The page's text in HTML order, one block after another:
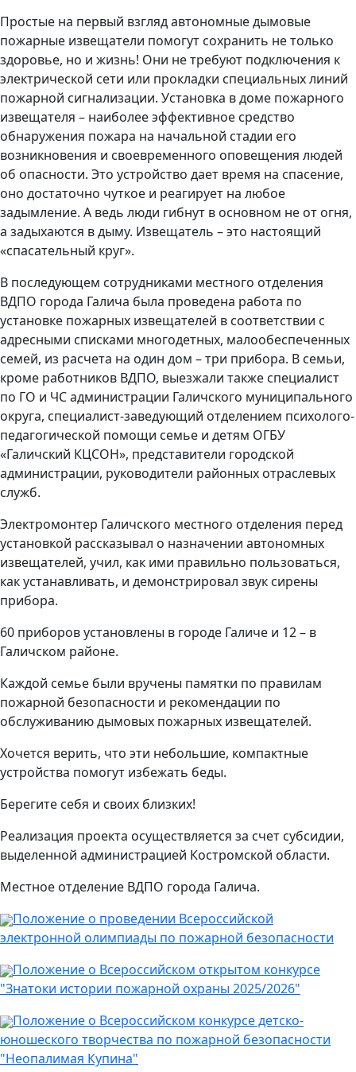
Простые на первый взгляд автономные дымовые
пожарные извещатели помогут сохранить не только
здоровье, но и жизнь! Они не требуют подключения к
электрической сети или прокладки специальных линий
пожарной сигнализации. Установка в доме пожарного
извещателя – наиболее эффективное средство
обнаружения пожара на начальной стадии его
возникновения и своевременного оповещения людей
об опасности. Это устройство дает время на спасение,
оно достаточно чуткое и реагирует на любое
задымление. А ведь люди гибнут в основном не от огня,
а задыхаются в дыму. Извещатель – это настоящий
«спасательный круг».
В последующем сотрудниками местного отделения
ВДПО города Галича была проведена работа по
установке пожарных извещателей в соответствии с
адресными списками многодетных, малообеспеченных
семей, из расчета на один дом – три прибора. В семьи,
кроме работников ВДПО, выезжали также специалист
по ГО и ЧС администрации Галичского муниципального
округа, специалист-заведующий отделением психолого-
педагогической помощи семье и детям ОГБУ
«Галичский КЦСОН», представители городской
администрации, руководители районных отраслевых
служб.
Электромонтер Галичского местного отделения перед
установкой рассказывал о назначении автономных
извещателей, учил, как ими правильно пользоваться,
как устанавливать, и демонстрировал звук сирены
прибора.
60 приборов установлены в городе Галиче и 12 – в
Галичском районе.
Каждой семье были вручены памятки по правилам
пожарной безопасности и рекомендации по
обслуживанию дымовых пожарных извещателей.
Хочется верить, что эти небольшие, компактные
устройства помогут избежать беды.
Берегите себя и своих близких!
Реализация проекта осуществляется за счет субсидии,
выделенной администрацией Костромской области.
Местное отделение ВДПО города Галича.
Положение о проведении Всероссийской
электронной олимпиады по пожарной безопасности
Положение о Всероссийском открытом конкурсе
"Знатоки истории пожарной охраны 2025/2026"
Положение о Всероссийском конкурсе детско-
юношеского творчества по пожарной безопасности
"Неопалимая Купина"